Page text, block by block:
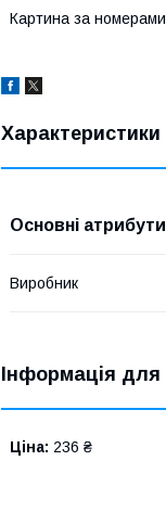
Картина за
Характеристики
Основні атрибути
Виробник
Інформація
Ціна: 236 ₴